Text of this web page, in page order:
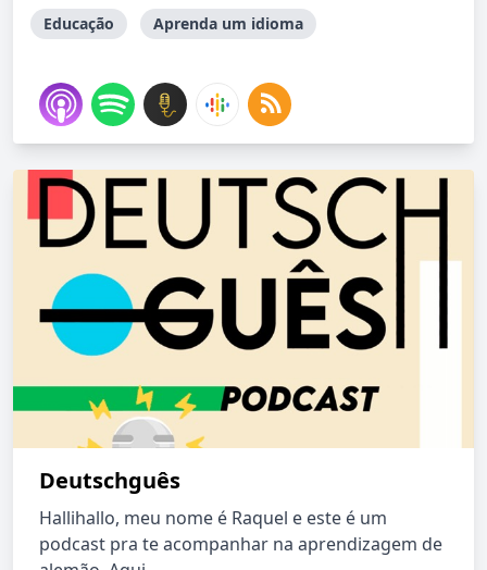
Educação Aprenda um idioma
Deutschguês
Hallihallo, meu nome é Raquel e este é um
podcast pra te acompanhar na aprendizagem de